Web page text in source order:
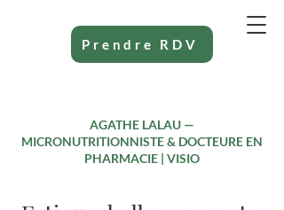
Prendre RDV
AGATHE LALAU —
MICRONUTRITIONNISTE & DOCTEURE EN
PHARMACIE | VISIO